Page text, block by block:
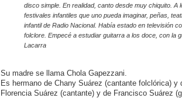
disco simple. En realidad, canto desde muy chiquito.
festivales infantiles que uno pueda imaginar, peñas,
infantil de Radio Nacional. Había estado en televisión
folclore. Empecé a estudiar guitarra a los doce, con la
Lacarra
Su madre se llama Chola Gapezzani.
Es hermano de Chany Suárez (cantante folclórica) y
Florencia Suárez (cantante) y de Francisco Suárez